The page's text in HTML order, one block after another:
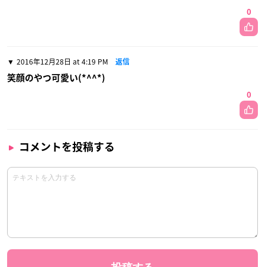
0
2016年12月28日 at 4:19 PM 返信
笑顔のやつ可愛い(*^^*)
0
コメントを投稿する